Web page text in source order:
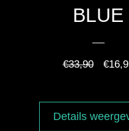
BLUE
€33,90
Details